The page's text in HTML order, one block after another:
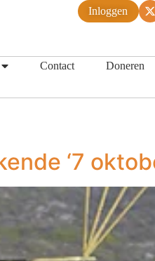
Inloggen
Contact Doneren
‘7